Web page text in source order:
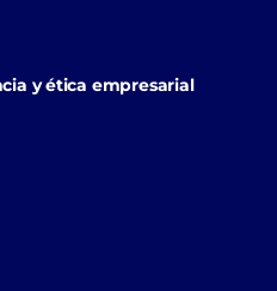
y ética empresarial